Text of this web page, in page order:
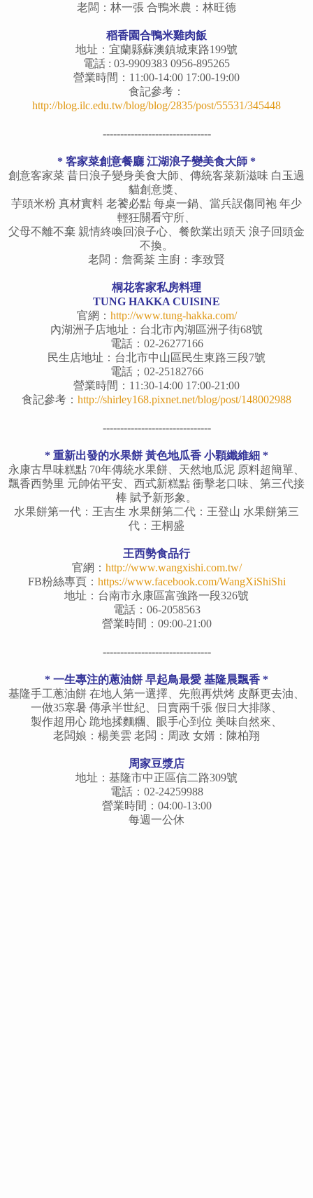
老闆：林一張 合鴨米農：林旺德
稻香園合鴨米雞肉飯
地址：宜蘭縣蘇澳鎮城東路199號
電話 : 03-9909383 0956-895265
營業時間：11:00-14:00 17:00-19:00
食記參考：
http://blog.ilc.edu.tw/blog/blog/2835/post/55531/345448
-------------------------------
* 客家菜創意餐廳 江湖浪子變美食大師 *
創意客家菜 昔日浪子變身美食大師、傳統客菜新滋味 白玉過
貓創意獎、
芋頭米粉 真材實料 老饕必點 每桌一鍋、當兵誤傷同袍 年少
輕狂關看守所、
父母不離不棄 親情終喚回浪子心、餐飲業出頭天 浪子回頭金
不換。
老闆：詹喬棻 主廚：李致賢
桐花客家私房料理
TUNG HAKKA CUISINE
官網： http://www.tung-hakka.com/
內湖洲子店地址：台北市內湖區洲子街68號
電話：02-26277166
民生店地址：台北市中山區民生東路三段7號
電話；02-25182766
營業時間：11:30-14:00 17:00-21:00
食記參考： http://shirley168.pixnet.net/blog/post/148002988
-------------------------------
* 重新出發的水果餅 黃色地瓜香 小顆纖維細 *
永康古早味糕點 70年傳統水果餅、天然地瓜泥 原料超簡單、
飄香西勢里 元帥佑平安、西式新糕點 衝擊老口味、第三代接
棒 賦予新形象。
水果餅第一代：王吉生 水果餅第二代：王登山 水果餅第三
代：王桐盛
王西勢食品行
官網： http://www.wangxishi.com.tw/
FB粉絲專頁： https://www.facebook.com/WangXiShiShi
地址：台南市永康區富強路一段326號
電話：06-2058563
營業時間：09:00-21:00
-------------------------------
* 一生專注的蔥油餅 早起鳥最愛 基隆晨飄香 *
基隆手工蔥油餅 在地人第一選擇、先煎再烘烤 皮酥更去油、
一做35寒暑 傳承半世紀、日賣兩千張 假日大排隊、
製作超用心 跪地揉麵糰、眼手心到位 美味自然來、
老闆娘：楊美雲 老闆：周政 女婿：陳柏翔
周家豆漿店
地址：基隆市中正區信二路309號
電話：02-24259988
營業時間：04:00-13:00
每週一公休